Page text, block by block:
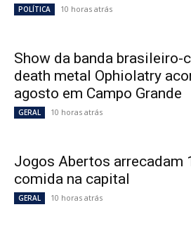
POLÍTICA 10 horas atrás
Show da banda brasileiro-
death metal Ophiolatry
agosto em Campo Grande
GERAL 10 horas atrás
Jogos Abertos arrecadam
comida na capital
GERAL 10 horas atrás